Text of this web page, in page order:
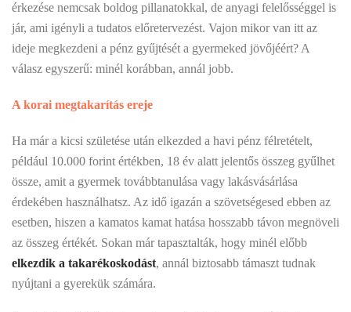
érkezése nemcsak boldog pillanatokkal, de anyagi felelősséggel is
jár, ami igényli a tudatos előretervezést. Vajon mikor van itt az
ideje megkezdeni a pénz gyűjtését a gyermeked jövőjéért? A
válasz egyszerű: minél korábban, annál jobb.
A korai megtakarítás ereje
Ha már a kicsi születése után elkezded a havi pénz félretételt,
például 10.000 forint értékben, 18 év alatt jelentős összeg gyűlhet
össze, amit a gyermek továbbtanulása vagy lakásvásárlása
érdekében használhatsz. Az idő igazán a szövetségesed ebben az
esetben, hiszen a kamatos kamat hatása hosszabb távon megnöveli
az összeg értékét. Sokan már tapasztalták, hogy minél előbb
elkezdik a takarékoskodást, annál biztosabb támaszt tudnak
nyújtani a gyerekük számára.